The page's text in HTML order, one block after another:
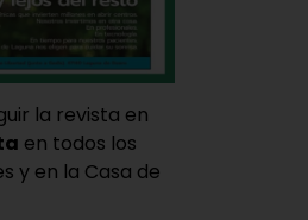
la revista en
en todos los
y en la Casa de